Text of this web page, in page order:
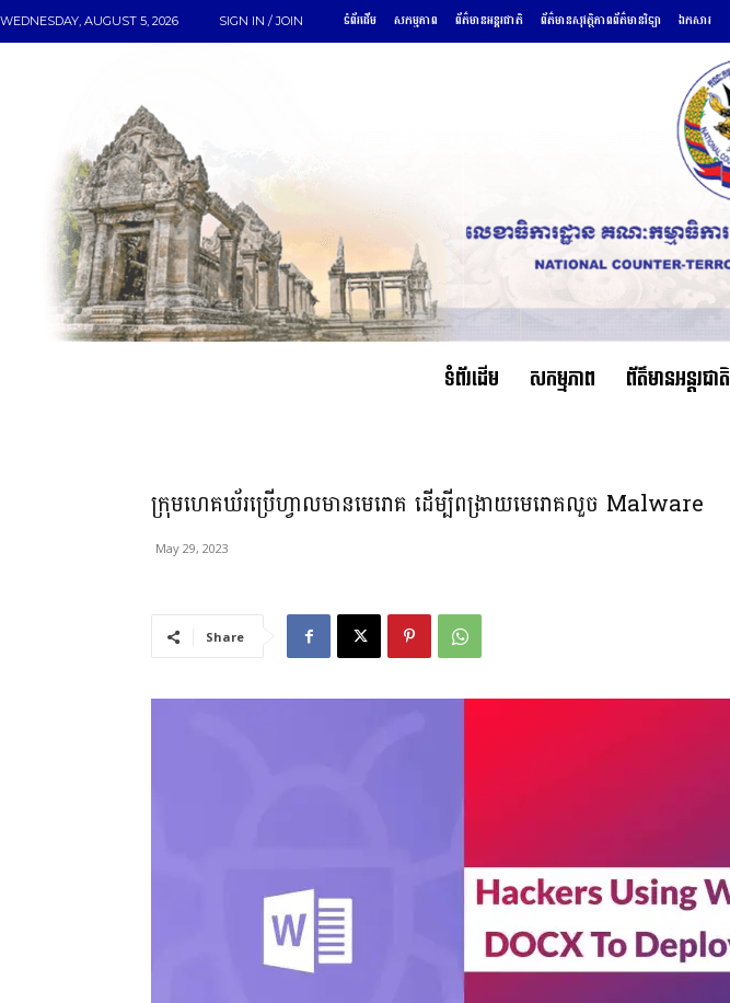
WEDNESDAY, AUGUST 5, 2026 SIGN IN / JOIN ទំព័រដើម សកម្មភាព ព័ត៌មានអន្តរជាតិ ព័ត៌មានសុវត្ថិភាពព័ត៌មានវិទ្យា ឯកសារ
ទំព័រដើម សកម្មភាព ព័ត៌មានអន្តរជាតិ
ក្រុមហេគឃ័រប្រើហ្វាលមានមេរោគ ដើម្បីពង្រាយមេរោគលួច Malware
May 29, 2023
Share